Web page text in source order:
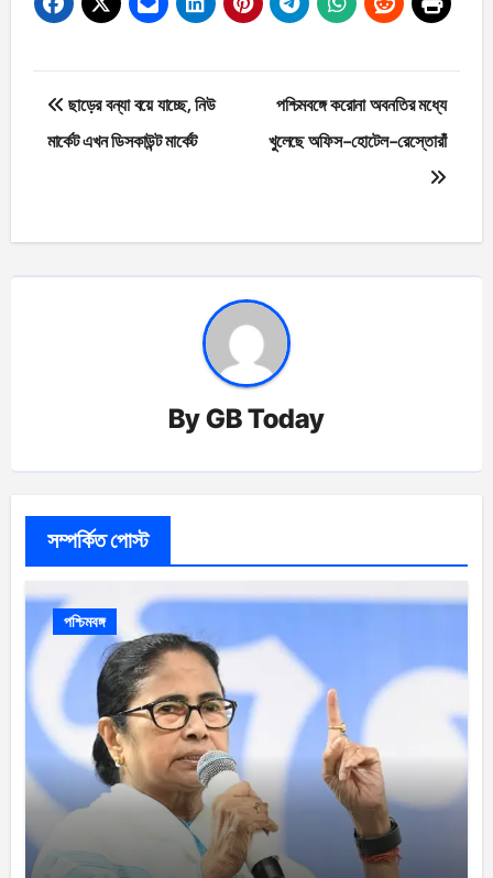
Post
navigation
ছাড়ের বন্যা বয়ে যাচ্ছে, নিউ
মার্কেট এখন ডিসকাউন্ট মার্কেট
পশ্চিমবঙ্গে করোনা অবনতির মধ্যে
খুলেছে অফিস-হোটেল-রেস্তোরাঁ
ByGB Today
সম্পর্কিত পোস্ট
পশ্চিমবঙ্গ